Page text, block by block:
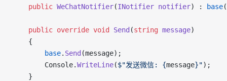
    public
WeChatNotifier(INotifier notifier) : base
    public
override void Send (string message)
    {
        base
. Send (message);
        Console.
WriteLine($"发送微信: {message}");
    }